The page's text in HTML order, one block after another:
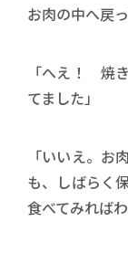
お肉の中へ戻
「へえ！ 焼
てました」
「いいえ。お
も、しばらく
食べてみればわ